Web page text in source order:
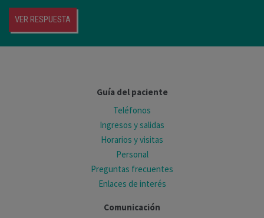
VER RESPUESTA
Guía del paciente
Teléfonos
Ingresos y salidas
Horarios y visitas
Personal
Preguntas frecuentes
Enlaces de interés
Comunicación